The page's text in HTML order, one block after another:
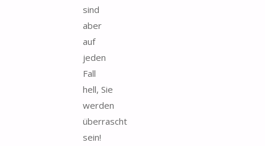
sind
aber
auf
jeden
Fall
hell, Sie
werden
überrascht
sein!